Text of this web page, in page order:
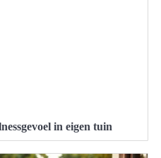
in eigen tuin